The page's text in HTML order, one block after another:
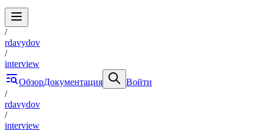
/
rdavydov
/
interview
ОбзорДокументация
Войти
/
rdavydov
/
interview